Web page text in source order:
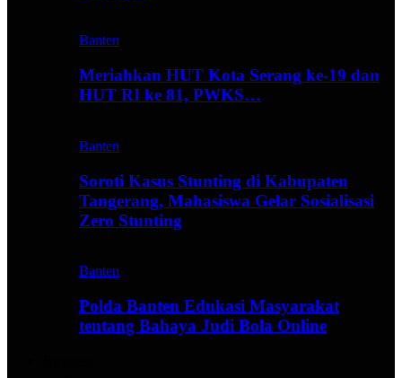
Banten
Meriahkan HUT Kota Serang ke-19 dan
HUT RI ke 81, PWKS…
Banten
Soroti Kasus Stunting di Kabupaten
Tangerang, Mahasiswa Gelar Sosialisasi
Zero Stunting
Banten
Polda Banten Edukasi Masyarakat
tentang Bahaya Judi Bola Online